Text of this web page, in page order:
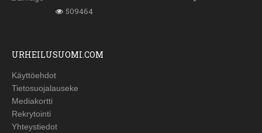
509464
URHEILUSUOMI.COM
Käyttöehdot
Tietosuojalauseke
Mediakortti
Rekrytointi
Yhteystiedot